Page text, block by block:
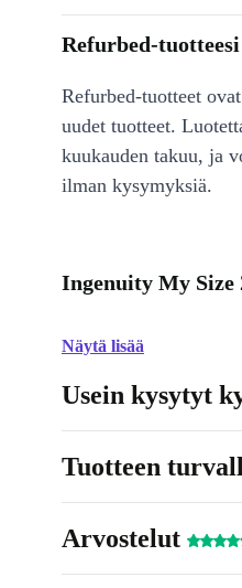
Refurbed-tuotteesi
Refurbed-tuotteet
uudet tuotteet.
kuukauden takuu, ja
ilman kysymyksiä.
Ingenuity My Size
Näytä lisää
Usein kysytyt
Tuotteen
Arvostelut